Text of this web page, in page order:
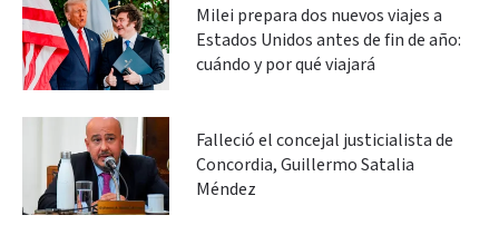
Milei prepara dos nuevos viajes a
Estados Unidos antes de fin de año:
cuándo y por qué viajará
Falleció el concejal justicialista de
Concordia, Guillermo Satalia
Méndez